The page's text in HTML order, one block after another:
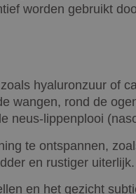
worden gebruikt
hyaluronzuur of
rond de
neus-lippenplooi
te ontspannen,
en rustiger uiterlijk.
en het gezicht